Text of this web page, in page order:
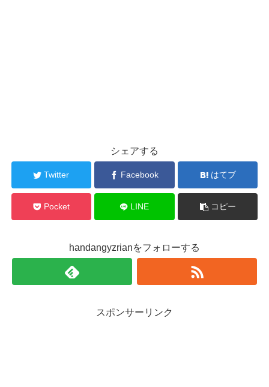
シェアする
Twitter Facebook はてブ
Pocket LINE コピー
handangyzrianをフォローする
スポンサーリンク